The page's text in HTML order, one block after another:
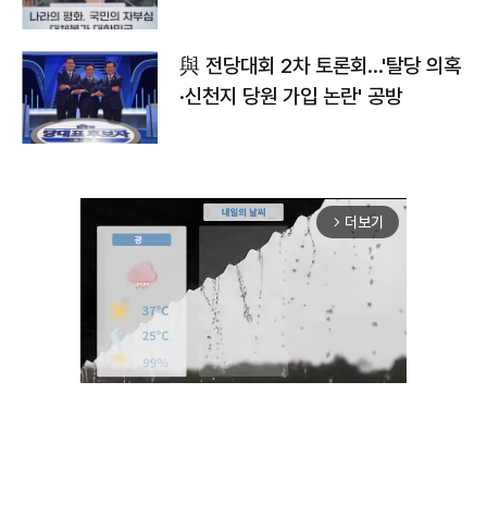
與 전당대회 2차 토론회…'탈당 의혹
·신천지 당원 가입 논란' 공방
arrow_forward_ios 더보기